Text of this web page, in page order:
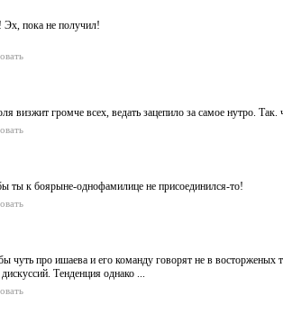
пока не получил!
визжит громче всех, ведать зацепило за самое нутро. Так.
ты к боярыне-однофамилице не присоединился-то!
чуть про ишаева и его команду говорят не в
Тенденция однако ...